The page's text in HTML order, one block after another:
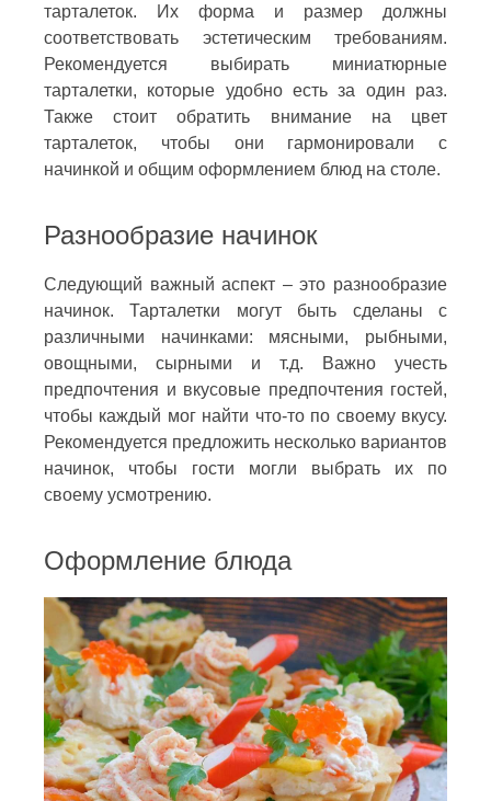
тарталеток. Их форма и размер должны
соответствовать эстетическим требованиям.
Рекомендуется выбирать миниатюрные
тарталетки, которые удобно есть за один раз.
Также стоит обратить внимание на цвет
тарталеток, чтобы они гармонировали с
начинкой и общим оформлением блюд на столе.
Разнообразие начинок
Следующий важный аспект – это разнообразие
начинок. Тарталетки могут быть сделаны с
различными начинками: мясными, рыбными,
овощными, сырными и т.д. Важно учесть
предпочтения и вкусовые предпочтения гостей,
чтобы каждый мог найти что-то по своему вкусу.
Рекомендуется предложить несколько вариантов
начинок, чтобы гости могли выбрать их по
своему усмотрению.
Оформление блюда